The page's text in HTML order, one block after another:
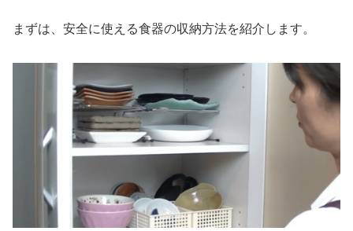
まずは、安全に使える食器の収納方法を紹介します。